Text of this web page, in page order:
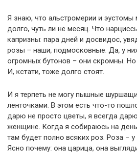
Я знаю, что альстромерии и эустомы
долго, чуть ли не месяц. Что
капризны: пара дней и досвидос,
розы – наши, подмосковные. Да, у
огромных бутонов – они скромны.
И, кстати, тоже долго стоят.
И я терпеть не могу пышные
ленточками. В этом есть что-то
дарю не просто цветы, я всегда
женщине. Когда я собираюсь на
там будет полно всяких роз. Роза –
Ясно почему: она царица, она